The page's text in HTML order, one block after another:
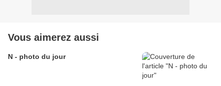
Vous aimerez aussi
N - photo du jour